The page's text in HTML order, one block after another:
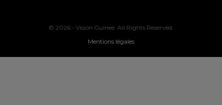
© 2026 - Vision Guinee. All Rights Reserved.
Mentions légales